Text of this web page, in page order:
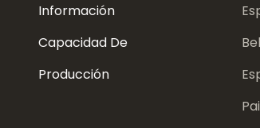
Información
Capacidad De
Producción